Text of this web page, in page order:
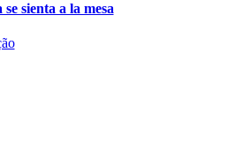
sienta a la mesa